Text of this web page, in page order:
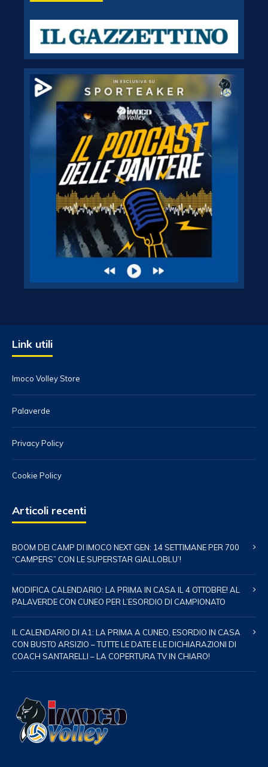
Link utili
Imoco Volley Store
Palaverde
Privacy Policy
Cookie Policy
Articoli recenti
BOOM DEI CAMP DI IMOCO NEXT GEN: 14 SETTIMANE PER 700
“CAMPERS” CON LE SUPERSTAR GIALLOBLU’!
MODIFICA CALENDARIO: LA PRIMA IN CASA IL 4 OTTOBRE! AL
PALAVERDE CON CUNEO PER L’ESORDIO DI CAMPIONATO
IL CALENDARIO DI A1: LA PRIMA A CUNEO, ESORDIO IN CASA
CON BUSTO ARSIZIO – TUTTE LE DATE E LE DICHIARAZIONI DI
COACH SANTARELLI – LA COPERTURA TV IN CHIARO!